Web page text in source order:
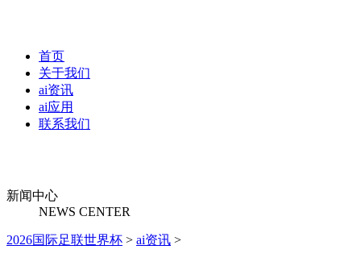
首页
关于我们
ai资讯
ai应用
联系我们
新闻中心
NEWS CENTER
2026国际足联世界杯 > ai资讯 >